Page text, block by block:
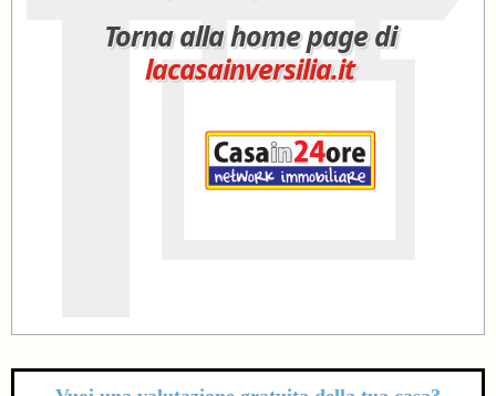
Torna alla home page di
lacasainversilia.it